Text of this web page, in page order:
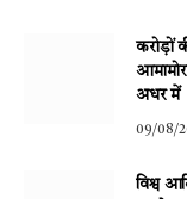
करोड़ों
अधर में
09/08/
विश्व